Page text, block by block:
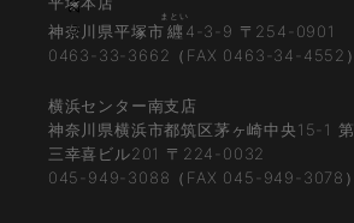
神奈川県平塚市纒
まとい
4-3-9 〒254-0901
0463-33-3662（FAX 0463-34-4552）
横浜センター南支店
神奈川県横浜市都筑区茅ヶ崎中央15-1 第
三幸喜ビル201 〒224-0032
045-949-3088（FAX 045-949-3078）